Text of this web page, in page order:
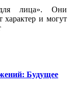
лица». Они
характер и могут
Будущее